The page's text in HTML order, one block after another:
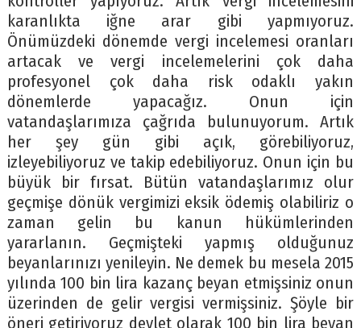
karanlıkta iğne arar gibi yapmıyoruz.
Önümüzdeki dönemde vergi incelemesi oranları
artacak ve vergi incelemelerini çok daha
profesyonel çok daha risk odaklı yakın
dönemlerde yapacağız. Onun için
vatandaşlarımıza çağrıda bulunuyorum. Artık
her şey gün gibi açık, görebiliyoruz,
izleyebiliyoruz ve takip edebiliyoruz. Onun için bu
büyük bir fırsat. Bütün vatandaşlarımız olur
geçmişe dönük vergimizi eksik ödemiş olabiliriz o
zaman gelin bu kanun hükümlerinden
yararlanın. Geçmişteki yapmış olduğunuz
beyanlarınızı yenileyin. Ne demek bu mesela 2015
yılında 100 bin lira kazanç beyan etmişsiniz onun
üzerinden de gelir vergisi vermişsiniz. Şöyle bir
öneri getiriyoruz devlet olarak 100 bin lira beyan